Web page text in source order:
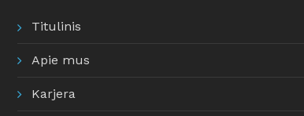
Titulinis
Apie mus
Karjera